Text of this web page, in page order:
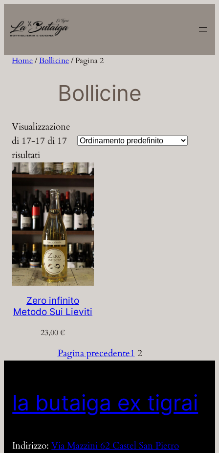
contenuto
Home/Bollicine/ Pagina 2
Bollicine
Visualizzazione
di 17-17 di 17
risultati
Zero infinito
Metodo Sui Lieviti
23,00€
Pagina precedente1 2
la butaiga ex tigrai
Indirizzo:Via Mazzini 62 Castel San Pietro